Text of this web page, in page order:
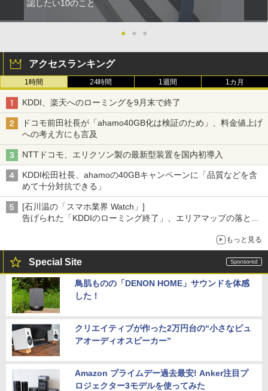
認したい10のこと
● ● ●
アクセスランキング
1時間 24時間 1週間 1カ月
KDDI、楽天へのローミングを9月末で終了
ドコモ前田社長が「ahamo40GB化は検証のため」、料金値上げ
への考え方にも言及
NTTドコモ、エリクソン製の最新型装置を国内初導入
KDDI松田社長、ahamoの40GBキャンペーンに「品質などを含
めて十分対抗できる」
[石川温の「スマホ業界 Watch」]
告げられた「KDDIのローミング終了」、エリアマップの落とし
もっと見る
Special Site
鳥肌ものの「DENON HOME」サウンドを体感
した！
クリエイティブが作った2万円台の“小さなピュ
アオーディオスピーカー”
Amazon プライムデー過去最安! Anker注目プ
ロジェクター3モデルを使ってみた